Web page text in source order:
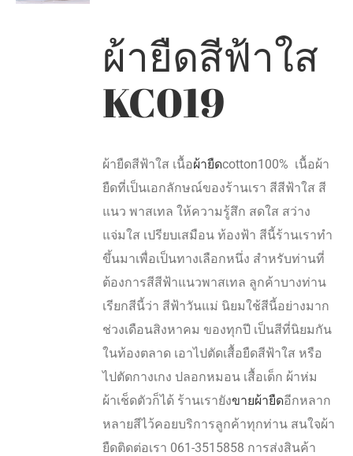
ผ้ายืดสีฟ้าใส
KC019
ผ้ายืดสีฟ้าใส เนื้อผ้ายืดcotton100% เนื้อผ้า
ยืดที่เป็นเอกลักษณ์ของร้านเรา สีสีฟ้าใส สี
แนว พาสเทล ให้ความรู้สึก สดใส สว่าง
แจ่มใส เปรียบเสมือน ท้องฟ้า สีนี้ร้านเราทำ
ขึ้นมาเพื่อเป็นทางเลือกหนึ่ง สำหรับท่านที่
ต้องการสีสีฟ้าแนวพาสเทล ลูกค้าบางท่าน
เรียกสีนี้ว่า สีฟ้าวันแม่ นิยมใช้สีนี้อย่างมาก
ช่วงเดือนสิงหาคม ของทุกปี เป็นสีที่นิยมกัน
ในท้องตลาด เอาไปตัดเสื้อยืดสีฟ้าใส หรือ
ไปตัดกางเกง ปลอกหมอน เสื้อเด็ก ผ้าห่ม
ผ้าเช็ดตัวก็ได้ ร้านเรายังขายผ้ายืดอีกหลาก
หลายสีไว้คอยบริการลูกค้าทุกท่าน สนใจผ้า
ยืดติดต่อเรา 061-3515858 การส่งสินค้า